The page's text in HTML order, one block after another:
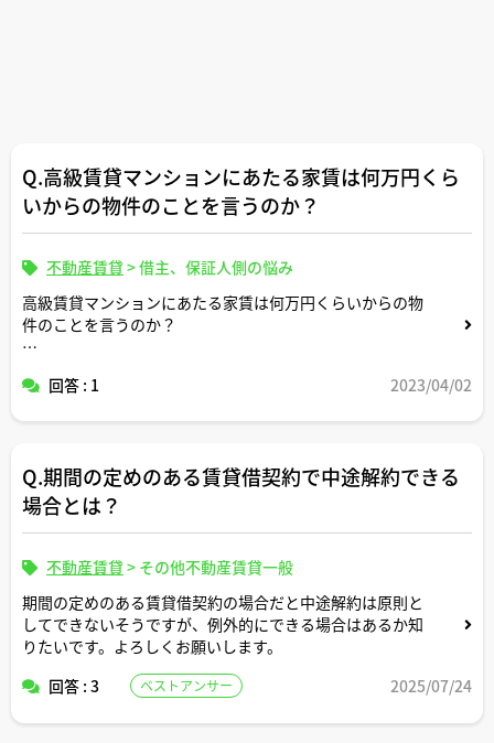
Q.高級賃貸マンションにあたる家賃は何万円くら
いからの物件のことを言うのか？
不動産賃貸 >借主、保証人側の悩み
高級賃貸マンションにあたる家賃は何万円くらいからの物
件のことを言うのか？
えていただけると幸いです
回答 : 1 2023/04/02
Q.期間の定めのある賃貸借契約で中途解約できる
場合とは？
不動産賃貸 > その他不動産賃貸一般
期間の定めのある賃貸借契約の場合だと中途解約は原則と
してできないそうですが、例外的にできる場合はあるか知
りたいです。よろしくお願いします。
回答 : 3
ベストアンサー 2025/07/24